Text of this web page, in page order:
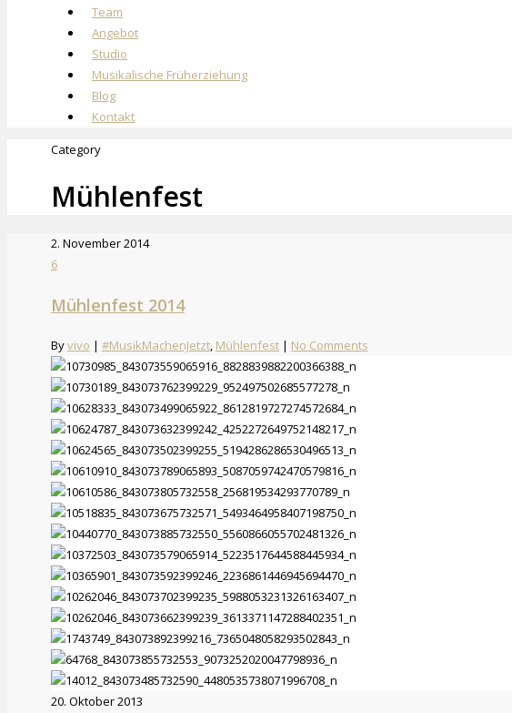
Team
Angebot
Studio
Musikalische Früherziehung
Blog
Kontakt
Category
Mühlenfest
2. November 2014
6
Mühlenfest 2014
Byvivo | #MusikMachenJetzt, Mühlenfest | No Comments
20. Oktober 2013